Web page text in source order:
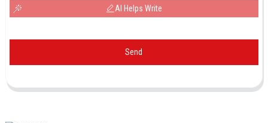
AI Helps Write
Send